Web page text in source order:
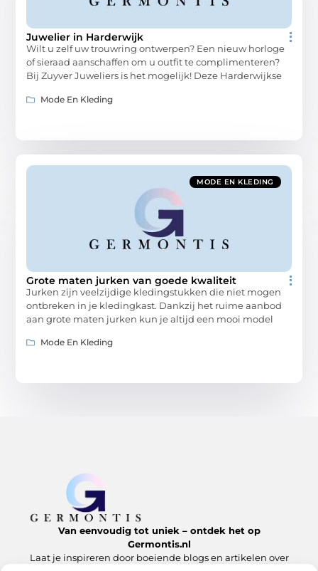
Juwelier in Harderwijk
Wilt u zelf uw trouwring ontwerpen? Een nieuw horloge
of sieraad aanschaffen om u outfit te complimenteren?
Bij Zuyver Juweliers is het mogelijk! Deze Harderwijkse
Mode En Kleding
MODE EN KLEDING
Grote maten jurken van goede kwaliteit
Jurken zijn veelzijdige kledingstukken die niet mogen
ontbreken in je kledingkast. Dankzij het ruime aanbod
aan grote maten jurken kun je altijd een mooi model
Mode En Kleding
Van eenvoudig tot uniek – ontdek het op
Germontis.nl
Laat je inspireren door boeiende blogs en artikelen over